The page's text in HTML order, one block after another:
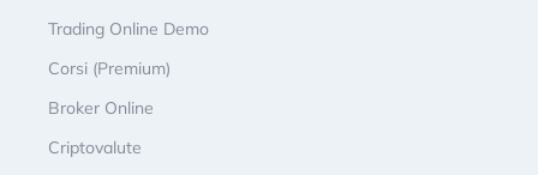
Trading Online Demo
Corsi (Premium)
Broker Online
Criptovalute